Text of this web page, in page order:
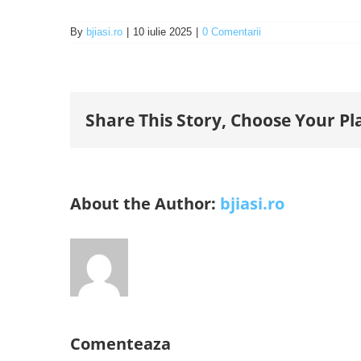
By bjiasi.ro 10 iulie 2025 0 Comentarii
Share This Story, Choose Your
About the Author: bjiasi.ro
Comenteaza